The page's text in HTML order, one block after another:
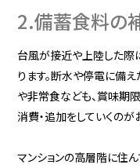
2.備蓄食料の
台風が接近や上陸した際
ります。断水や停電に備え
や非常食なども、賞味期
消費・追加をしていくのが
マンションの高層階に住